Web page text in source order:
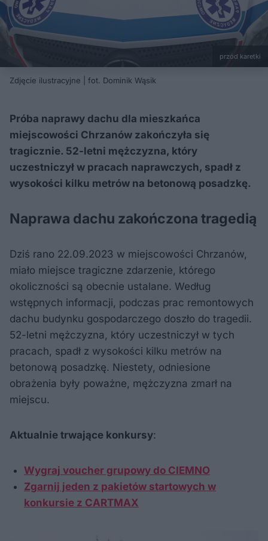
przód karetki
Zdjęcie ilustracyjne | fot. Dominik Wąsik
Próba naprawy dachu dla mieszkańca
miejscowości Chrzanów zakończyła się
tragicznie. 52-letni mężczyzna, który
uczestniczył w pracach naprawczych, spadł z
wysokości kilku metrów na betonową posadzkę.
Naprawa dachu zakończona tragedią
Dziś rano 22.09.2023 w miejscowości Chrzanów,
miało miejsce tragiczne zdarzenie, którego
okoliczności są obecnie ustalane. Według
wstępnych informacji, podczas prac remontowych
dachu budynku gospodarczego doszło do tragedii.
52-letni mężczyzna, który uczestniczył w tych
pracach, spadł z wysokości kilku metrów na
betonową posadzkę. Niestety, odniesione
obrażenia były poważne, mężczyzna zmarł na
miejscu.
Aktualnie trwające konkursy:
Wygraj voucher grupowy do CIEMNO
Zgarnij jeden z pakietów startowych w
konkursie z CARTMAX